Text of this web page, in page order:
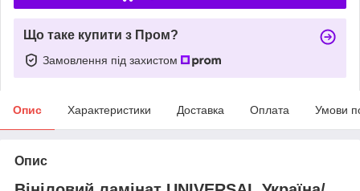
Що таке купити з Пром?
Замовлення під захистом
Опис Характеристики Доставка Оплата Умови
Опис